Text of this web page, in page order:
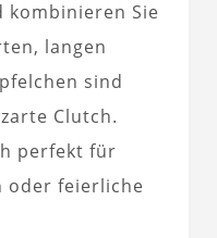
kombinieren Sie
langen
sind
Clutch.
perfekt für
oder feierliche